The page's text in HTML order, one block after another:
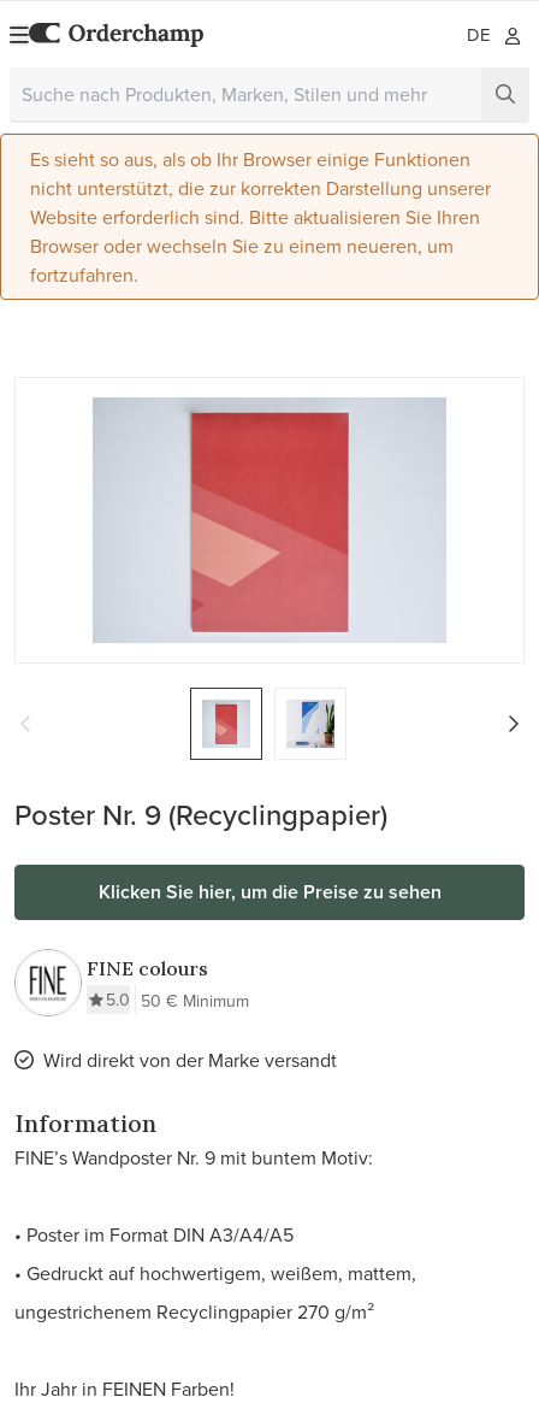
DE
Es sieht so aus, als ob Ihr Browser einige Funktionen
nicht unterstützt, die zur korrekten Darstellung unserer
Website erforderlich sind. Bitte aktualisieren Sie Ihren
Browser oder wechseln Sie zu einem neueren, um
fortzufahren.
Poster Nr. 9 (Recyclingpapier)
Klicken Sie hier, um die Preise zu sehen
FINE colours
5.0 50 € Minimum
Wird direkt von der Marke versandt
Information
FINE’s Wandposter Nr. 9 mit buntem Motiv:
• Poster im Format DIN A3/A4/A5
• Gedruckt auf hochwertigem, weißem, mattem,
ungestrichenem Recyclingpapier 270 g/m²
Ihr Jahr in FEINEN Farben!